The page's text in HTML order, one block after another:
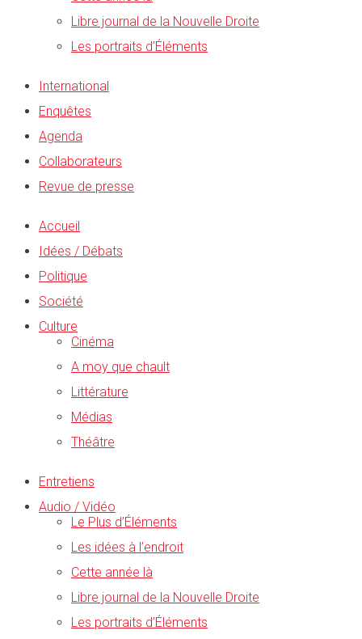
Libre journal de la Nouvelle Droite
Les portraits d’Éléments
International
Enquêtes
Agenda
Collaborateurs
Revue de presse
Accueil
Idées / Débats
Politique
Société
Culture
Cinéma
A moy que chault
Littérature
Médias
Théâtre
Entretiens
Audio / Vidéo
Le Plus d’Éléments
Les idées à l’endroit
Cette année là
Libre journal de la Nouvelle Droite
Les portraits d’Éléments